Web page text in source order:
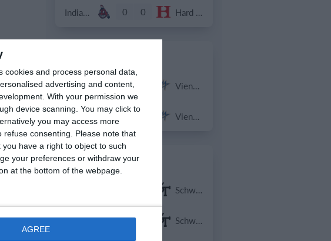
and process personal data,
advertising and content,
With your permission we
device scanning. You may click to
you may access more
consenting.
Please note that
have a right to object to such
your preferences or withdraw your
at the bottom of the webpage.
AGREE
Indians Juniors U16 0 0 Hard Bulls U16
Indians 0 Vienna Metrostars
Indians 0 Vienna Metrostars
5. Juli
Schwaz Tigers
Indians 2 20 Schwaz Tigers